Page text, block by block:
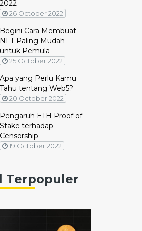
2022
26 October 2022
Begini Cara Membuat
NFT Paling Mudah
untuk Pemula
25 October 2022
Apa yang Perlu Kamu
Tahu tentang Web5?
20 October 2022
Pengaruh ETH Proof of
Stake terhadap
Censorship
19 October 2022
Terpopuler